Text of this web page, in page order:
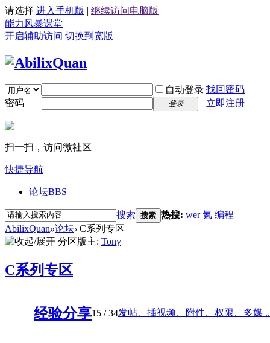
请选择 进入手机版 | 继续访问电脑版
能力风暴课堂
开启辅助访问 切换到宽版
自动登录 找回密码
密码
登录 立即注册
扫一扫，访问微社区
快捷导航
论坛BBS
搜索 搜索 热搜: wer 氪 编程
AbilixQuan»论坛› C系列专区
分区版主: Tony
C系列专区
经验分享15 / 34发帖、插视频、附件、权限、多媒